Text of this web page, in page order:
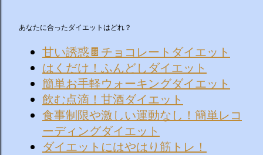
あなたに合ったダイエットはどれ？
甘い誘惑🍫チョコレートダイエット
はくだけ！ふんどしダイエット
簡単お手軽ウォーキングダイエット
飲む点滴！甘酒ダイエット
食事制限や激しい運動なし！簡単レコ
ーディングダイエット
ダイエットにはやはり筋トレ！